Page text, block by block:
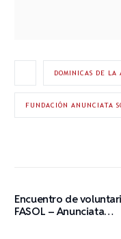
DOMINICAS DE LA
FUNDACIÓN ANUNCIATA
Encuentro de
FASOL – Anunciata